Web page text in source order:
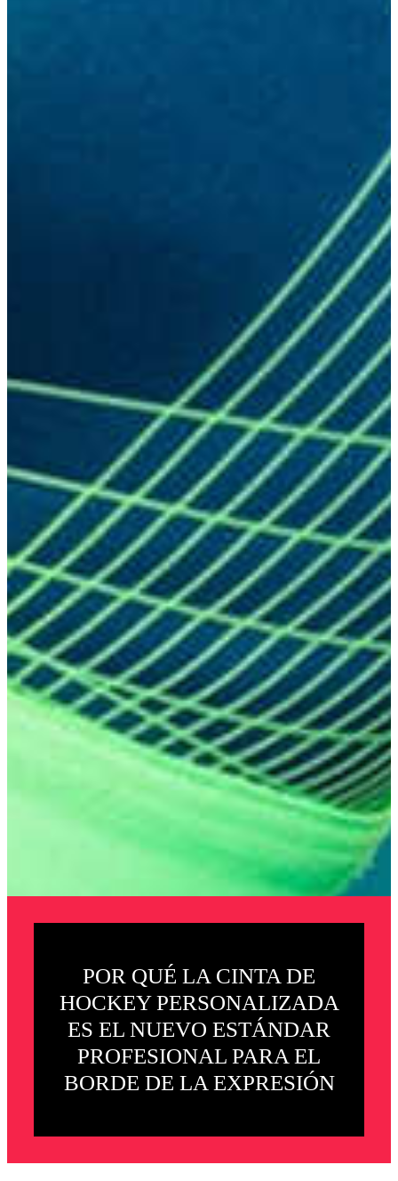
POR QUÉ LA CINTA DE
HOCKEY PERSONALIZADA
ES EL NUEVO ESTÁNDAR
PROFESIONAL PARA EL
BORDE DE LA EXPRESIÓN